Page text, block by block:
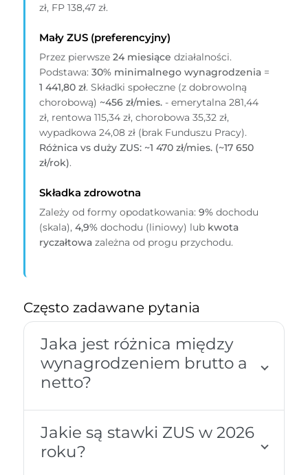
zł, FP 138,47 zł.
Mały ZUS (preferencyjny)
Przez pierwsze24 miesiące działalności.
Podstawa:30% minimalnego wynagrodzenia =
1 441,80 zł. Składki społeczne (z dobrowolną
chorobową) ~456 zł/mies. - emerytalna 281,44
zł, rentowa 115,34 zł, chorobowa 35,32 zł,
wypadkowa 24,08 zł (brak Funduszu Pracy).
Różnica vs duży ZUS: ~1 470 zł/mies. (~17 650
zł/rok).
Składka zdrowotna
Zależy od formy opodatkowania:9% dochodu
(skala),4,9% dochodu (liniowy) lub kwota
ryczałtowa zależna od progu przychodu.
Często zadawane pytania
Jaka jest różnica między
wynagrodzeniem brutto a
netto?
Jakie są stawki ZUS w 2026
roku?